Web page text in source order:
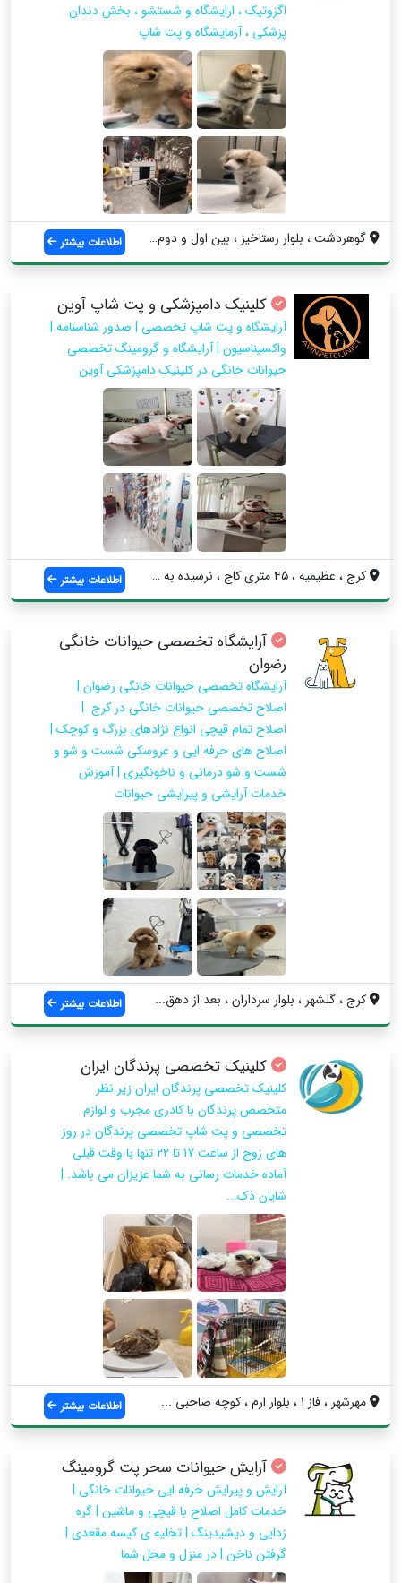
اگزوتیک ، ارایشگاه و شستشو ، بخش دندان
پزشکی ، آزمایشگاه و پت شاپ
گوهردشت ، بلوار رستاخیز ، بین اول و دوم ... اطلاعات بیشتر
کلینیک دامپزشکی و پت شاپ آوین
آرایشگاه و پت شاپ تخصصی | صدور شناسنامه |
واکسیناسیون | آرایشگاه و گرومینگ تخصصی
حیوانات خانگی در کلینیک دامپزشکی آوین
کرج ، عظیمیه ، ۴۵ متری کاج ، نرسیده به م... اطلاعات بیشتر
آرایشگاه تخصصی حیوانات خانگی
رضوان
آرایشگاه تخصصی حیوانات خانگی رضوان |
اصلاح تخصصی حیوانات خانگی در کرج |
اصلاح تمام قیچی انواع نژادهای بزرگ و کوچک |
اصلاح های حرفه ایی و عروسکی شست و شو و
شست و شو درمانی و ناخونگیری | آموزش
خدمات آرایشی و پیرایشی حیوانات
کرج ، گلشهر ، بلوار سرداران ، بعد از دهق... اطلاعات بیشتر
کلینیک تخصصی پرندگان ایران
کلینیک تخصصی پرندگان ایران زیر نظر
متخصص پرندگان با کادری مجرب و لوازم
تخصصی و پت شاپ تخصصی پرندگان در روز
های زوج از ساعت 17 تا 22 تنها با وقت قبلی
آماده خدمات رسانی به شما عزیزان می باشد. |
شایان ذک...
مهرشهر ، فاز 1 ، بلوار ارم ، کوچه صاحبی ... اطلاعات بیشتر
آرایش حیوانات سحر پت گرومینگ
آرایش و پیرایش حرفه ایی حیوانات خانگی |
خدمات کامل اصلاح با قیچی و ماشین | گره
زدایی و دیشیدینگ | تخلیه ی کیسه مقعدی |
گرفتن ناخن | در منزل و محل شما